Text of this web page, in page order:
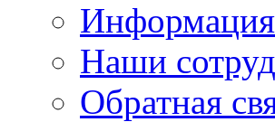
Наши
Обратная